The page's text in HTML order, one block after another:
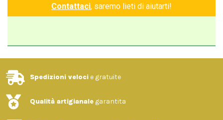
Contattaci, saremo lieti di aiutarti!
Spedizioni veloci e gratuite
Qualità artigianale garantita